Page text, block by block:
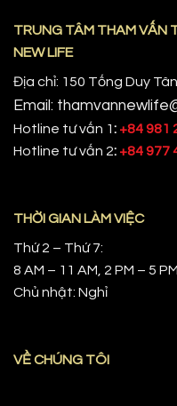
TRUNG TÂM THAM VẤN
NEW LIFE
Địa chỉ: 150 Tống Duy
Email:
Hotline tư vấn 1: +84 981
Hotline tư vấn 2: +84 977
THỜI GIAN LÀM VIỆC
Thứ 2 – Thứ 7:
8 AM – 11 AM, 2 PM – 5 PM
Chủ nhật: Nghỉ
VỀ CHÚNG TÔI